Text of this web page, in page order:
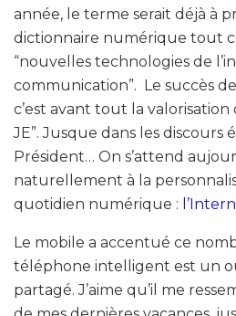
année, le terme serait déjà à
dictionnaire numérique tout
“nouvelles technologies de
communication”. Le succès
c’est avant tout la valorisation
JE”. Jusque dans les discours
Président… On s’attend
naturellement à la
quotidien numérique :
Le mobile a accentué ce
téléphone intelligent est un
partagé. J’aime qu’il me